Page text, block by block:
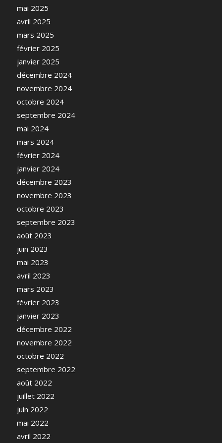
mai 2025
avril 2025
mars 2025
février 2025
janvier 2025
décembre 2024
novembre 2024
octobre 2024
septembre 2024
mai 2024
mars 2024
février 2024
janvier 2024
décembre 2023
novembre 2023
octobre 2023
septembre 2023
août 2023
juin 2023
mai 2023
avril 2023
mars 2023
février 2023
janvier 2023
décembre 2022
novembre 2022
octobre 2022
septembre 2022
août 2022
juillet 2022
juin 2022
mai 2022
avril 2022